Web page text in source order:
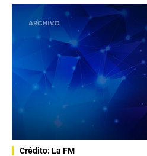
Crédito: La FM